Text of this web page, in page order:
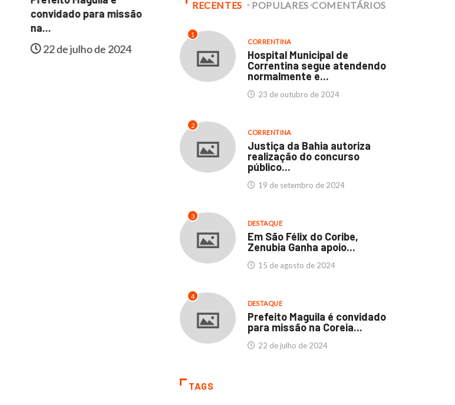
convidado para missão
na...
22 de julho de 2024
Faculdades Thathi e
11 de abril de 2024
Hospital Municipal de
23 de outubro de 2024
RECENTES POPULARES COMENTÁRIOS
1
CORRENTINA
Hospital Municipal de
Correntina segue atendendo
normalmente e...
23 de outubro de 2024
2
CORRENTINA
Justiça da Bahia autoriza
realização do concurso
público...
19 de setembro de 2024
3
DESTAQUE
Em São Félix do Coribe,
Zenubia Ganha apoio...
15 de agosto de 2024
4
DESTAQUE
Prefeito Maguila é convidado
para missão na Coreia...
22 de julho de 2024
TAGS